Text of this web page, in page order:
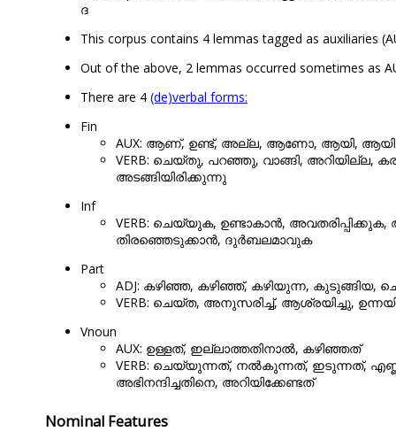
ദ
This corpus contains 4 lemmas tagged as
Out of the above, 2 lemmas occurred sometimes
There are 4 (de)verbal forms:
Fin
AUX: ആണ്, ഉണ്ട്, അല്ല, ആണോ, ആയി,
VERB: ചെയ്തു, പറഞ്ഞു, വാങ്ങി, അറിയില്ല,
അടങ്ങിയിരിക്കുന്നു
Inf
VERB: ചെയ്യുക, ഉണ്ടാകാൻ,
തിരഞ്ഞെടുക്കാൻ, ദുർബലമാവുക
Part
ADJ: കഴിഞ്ഞ, കഴിഞ്ഞ്, കഴിയുന്ന, കുടുങ്ങിയ,
VERB: ചെയ്ത, അനുസരിച്ച്, ആശ്രയിച്ചു,
Vnoun
AUX: ഉള്ളത്, ഇല്ലാത്തതിനാൽ, കഴിഞ്ഞത്
VERB: ചെയ്യുന്നത്, നൽകുന്നത്, ഇടുന്നത്,
അഭിനന്ദിച്ചതിനെ, അറിയിക്കേണ്ടത്
Nominal Features